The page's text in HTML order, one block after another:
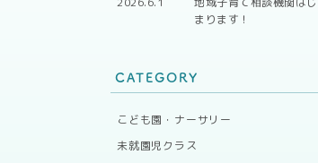
まります！
CATEGORY
こども園・ナーサリー
未就園児クラス